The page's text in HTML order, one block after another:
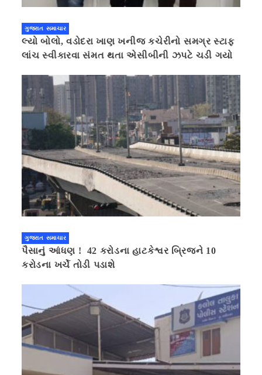
ગુજરાત સમાચાર
લ્યો બોલો, વડોદરા ખાણ ખનીજ કચેરીનો સમગ્ર સ્ટાફ
લાંચ સ્વીકારવા સંમત થતા એસીબીની ઝપટે ચડી ગયો
ગુજરાત સમાચાર
પૈસાનું આંધણ ! 42 કરોડના હાટકેશ્વર બ્રિજને 10
કરોડના ખર્ચે તોડી પડાશે